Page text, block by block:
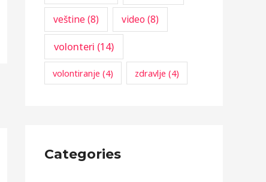
veštine(8) video (8)
volonteri (14)
volontiranje (4) zdravlje (4)
Categories